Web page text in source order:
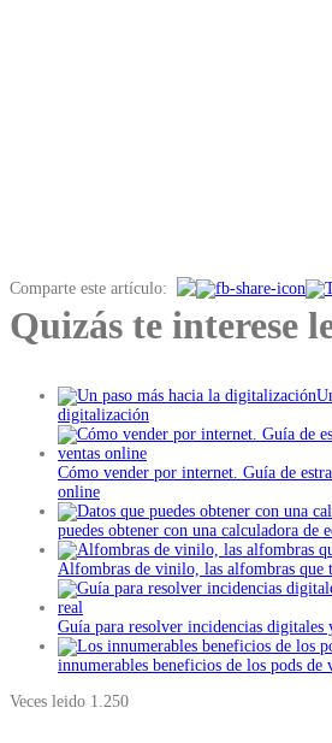
Comparte este artículo:
Quizás te interese
digitalización
Cómo vender por internet. Guía de
online
puedes obtener con una calculadora de
Alfombras de vinilo, las alfombras que
Guía para resolver incidencias digitales
innumerables beneficios de los pods de
Veces leido 1.250